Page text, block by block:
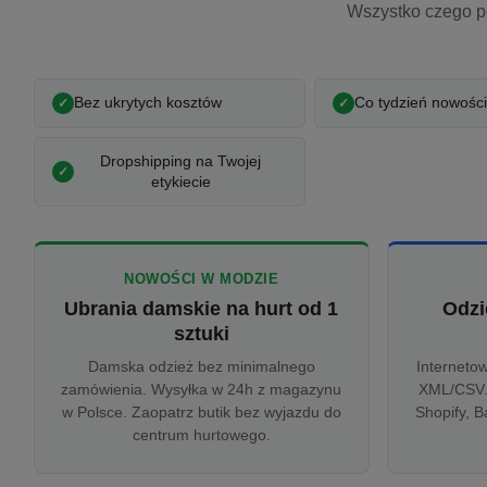
Wszystko czego
Bez ukrytych kosztów Co tydzień nowości
Dropshipping na Twojej
etykiecie
NOWOŚCI W MODZIE
Ubrania damskie na hurt od 1
sztuki
Damska odzież bez minimalnego
zamówienia. Wysyłka w 24h z magazynu
w Polsce. Zaopatrz butik bez wyjazdu do
centrum hurtowego.
XML/
Shopify,